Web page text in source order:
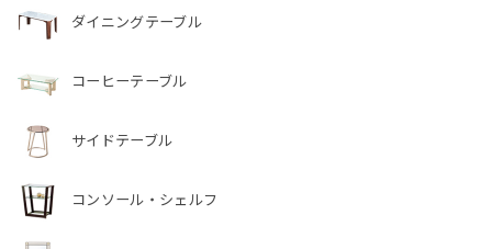
ダイニングテーブル
コーヒーテーブル
サイドテーブル
コンソール・シェルフ